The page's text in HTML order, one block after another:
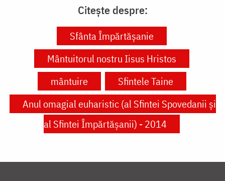
Citește despre:
Sfânta Împărtășanie
Mântuitorul nostru Iisus Hristos
mântuire
Sfintele Taine
Anul omagial euharistic (al Sfintei Spovedanii şi
al Sfintei Împărtăşanii) - 2014